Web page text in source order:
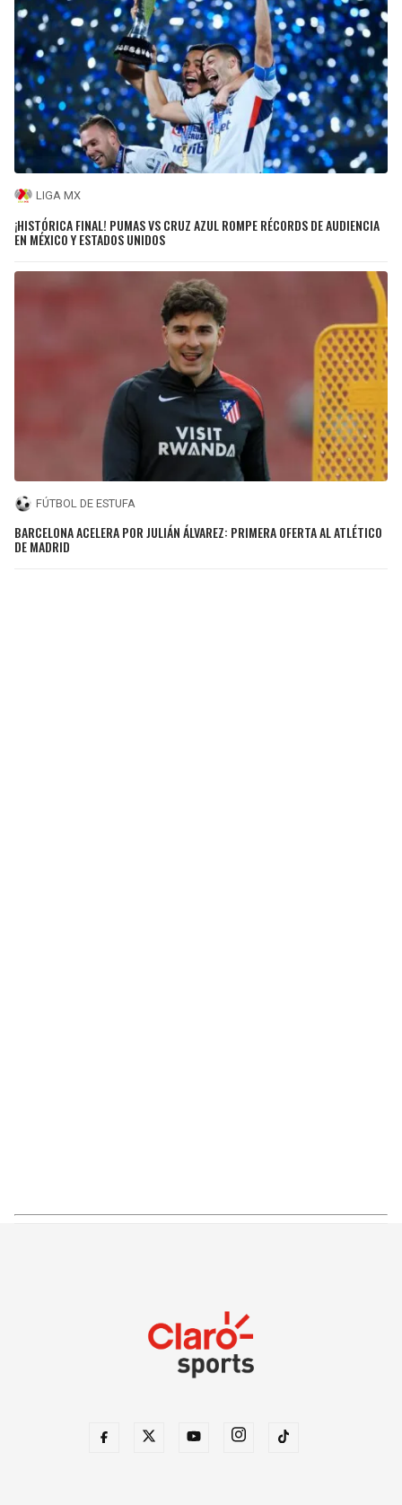
LIGA MX
¡HISTÓRICA FINAL! PUMAS VS CRUZ AZUL ROMPE RÉCORDS DE AUDIENCIA
EN MÉXICO Y ESTADOS UNIDOS
FÚTBOL DE ESTUFA
BARCELONA ACELERA POR JULIÁN ÁLVAREZ: PRIMERA OFERTA AL ATLÉTICO
DE MADRID